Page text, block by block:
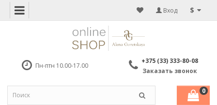
$
Вход
Пн-птн 10.00-17.00
+375 (33) 333-80-08
Заказать звонок
0